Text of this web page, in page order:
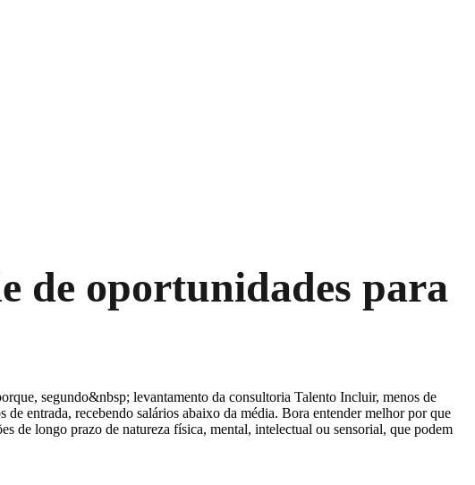
de oportunidades para
segundo&nbsp; levantamento da consultoria Talento Incluir, menos de
entrada, recebendo salários abaixo da média. Bora entender melhor por que
de longo prazo de natureza física, mental, intelectual ou sensorial, que podem